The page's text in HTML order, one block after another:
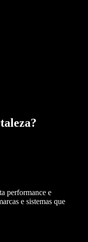
?
performance e
e sistemas que